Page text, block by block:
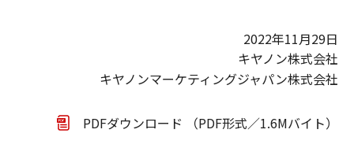
2022年11月29日
キヤノン株式会社
キヤノンマーケティングジャパン株式会社
PDFダウンロード （PDF形式／1.6Mバイト）